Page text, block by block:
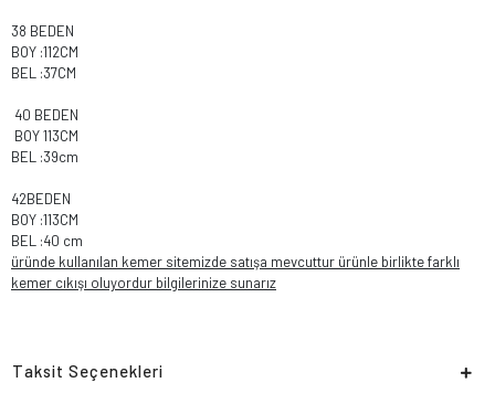
38 BEDEN
BOY :112CM
BEL :37CM
40 BEDEN
BOY 113CM
BEL :39cm
42BEDEN
BOY :113CM
BEL :40 cm
üründe kullanılan kemer sitemizde satışa mevcuttur ürünle birlikte farklı
kemer cıkışı oluyordur bilgilerinize sunarız
Taksit Seçenekleri